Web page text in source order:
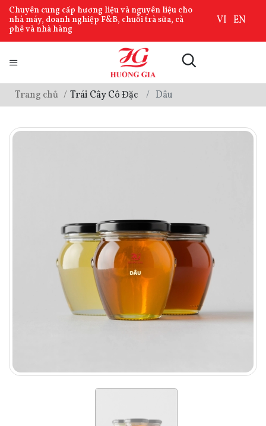
Chuyên cung cấp hương liệu và nguyên liệu cho
nhà máy, doanh nghiệp F&B, chuỗi trà sữa, cà
phê và nhà hàng
VI EN
Trang chủ Trái Cây Cô Đặc Dâu